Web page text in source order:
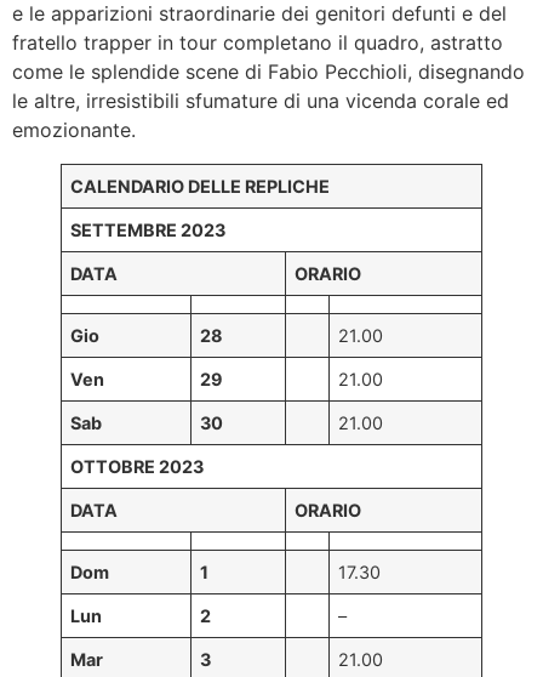
e le apparizioni straordinarie dei genitori defunti e del
fratello trapper in tour completano il quadro, astratto
come le splendide scene di Fabio Pecchioli, disegnando
le altre, irresistibili sfumature di una vicenda corale ed
emozionante.
CALENDARIO DELLE REPLICHE
SETTEMBRE 2023
DATA ORARIO
Gio 28 21.00
Ven 29 21.00
Sab 30 21.00
OTTOBRE 2023
DATA ORARIO
Dom 1 17.30
Lun 2 –
Mar 3 21.00